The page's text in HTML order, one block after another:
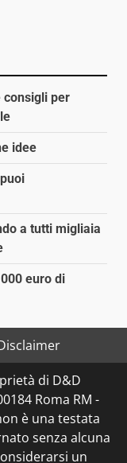
consigli per
idee
a tutti migliaia
euro di
di D&D
Roma RM -
è una testata
senza alcuna
un